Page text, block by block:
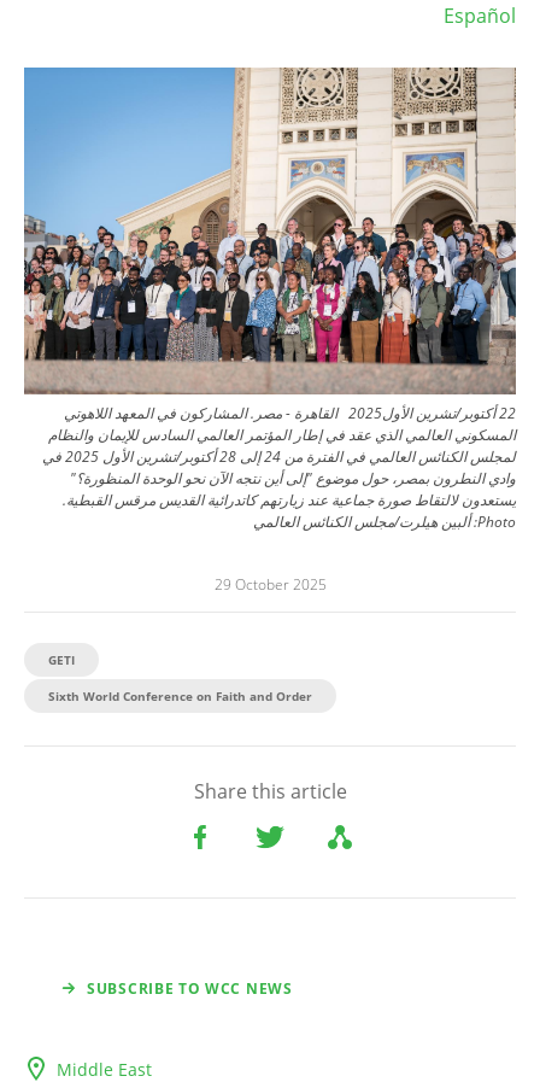
Español
22 أكتوبر/تشرين الأول2025 القاهرة - مصر. المشاركون في المعهد اللاهوتي
المسكوني العالمي الذي عقد في إطار المؤتمر العالمي السادس للإيمان والنظام
لمجلس الكنائس العالمي في الفترة من 24 إلى 28 أكتوبر/تشرين الأول 2025 في
وادي النطرون بمصر، حول موضوع "إلى أين نتجه الآن نحو الوحدة المنظورة؟"
يستعدون لالتقاط صورة جماعية عند زيارتهم كاتدرائية القديس مرقس القبطية.
Photo: ألبين هيلرت/مجلس الكنائس العالمي
29 October 2025
GETI
Sixth World Conference on Faith and Order
Share this article
SUBSCRIBE TO WCC NEWS
Middle East